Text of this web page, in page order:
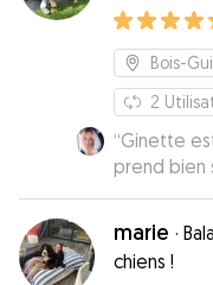
Bois-
2
“Ginette
prend bien
end Je
marie ·
chiens !